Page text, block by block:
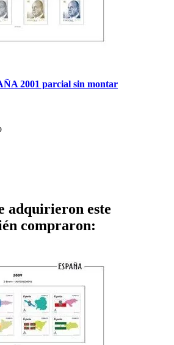
2001 parcial sin montar
adquirieron este
compraron: